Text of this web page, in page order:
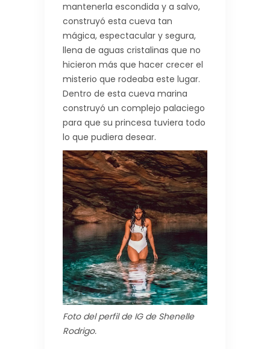
mantenerla escondida y a salvo,
construyó esta cueva tan
mágica, espectacular y segura,
llena de aguas cristalinas que no
hicieron más que hacer crecer el
misterio que rodeaba este lugar.
Dentro de esta cueva marina
construyó un complejo palaciego
para que su princesa tuviera todo
lo que pudiera desear.
Foto del perfil de IG de Shenelle
Rodrigo.